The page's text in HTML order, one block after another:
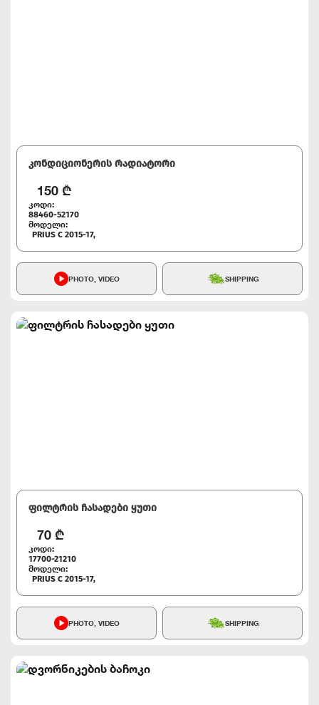
კონდიციონერის რადიატორი
150 ₾
კოდი:
88460-52170
მოდელი:
PRIUS C 2015-17,
PHOTO, VIDEO SHIPPING
ფილტრის ჩასადები ყუთი
70 ₾
კოდი:
17700-21210
მოდელი:
PRIUS C 2015-17,
PHOTO, VIDEO SHIPPING